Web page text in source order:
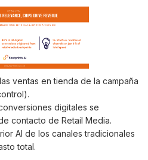
ventas en tienda de la campaña
digitales se
contacto de Retail Media.
AI de los canales tradicionales
total.